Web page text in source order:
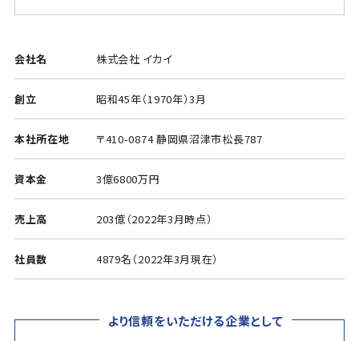
会社名 株式会社 イカイ
創立 昭和45年（1970年）3月
本社所在地 〒410-0874 静岡県沼津市松長787
資本金 3億6800万円
売上高 203億（2022年3月時点）
社員数 4879名（2022年3月現在）
より信頼をいただける企業として